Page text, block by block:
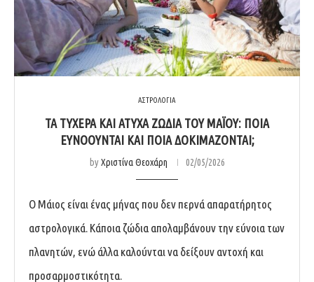
ΑΣΤΡΟΛΟΓΙΑ
ΤΑ ΤΥΧΕΡΆ ΚΑΙ ΆΤΥΧΑ ΖΏΔΙΑ ΤΟΥ ΜΑΪ́ΟΥ: ΠΟΙΑ
ΕΥΝΟΟΎΝΤΑΙ ΚΑΙ ΠΟΙΑ ΔΟΚΙΜΆΖΟΝΤΑΙ;
byΧριστίνα Θεοχάρη 02/05/2026
Ο Μάιος είναι ένας μήνας που δεν περνά απαρατήρητος
αστρολογικά. Κάποια ζώδια απολαμβάνουν την εύνοια των
πλανητών, ενώ άλλα καλούνται να δείξουν αντοχή και
προσαρμοστικότητα.